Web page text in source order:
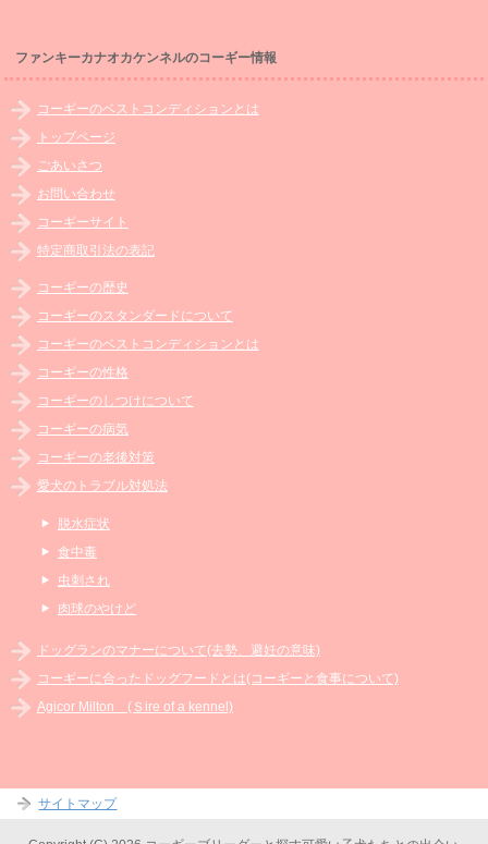
ファンキーカナオカケンネルのコーギー情報
コーギーのベストコンディションとは
トップページ
ごあいさつ
お問い合わせ
コーギーサイト
特定商取引法の表記
コーギーの歴史
コーギーのスタンダードについて
コーギーのベストコンディションとは
コーギーの性格
コーギーのしつけについて
コーギーの病気
コーギーの老後対策
愛犬のトラブル対処法
脱水症状
食中毒
虫刺され
肉球のやけど
ドッグランのマナーについて(去勢、避妊の意味)
コーギーに合ったドッグフードとは(コーギーと食事について)
Agicor Milton (Ｓire of a kennel)
サイトマップ